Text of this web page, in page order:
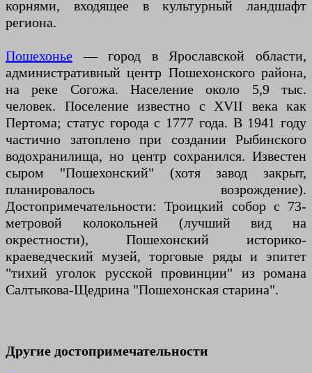
корнями, входящее в культурный ландшафт
региона.
Пошехонье — город в Ярославской области,
административный центр Пошехонского района,
на реке Согожа. Население около 5,9 тыс.
человек. Поселение известно с XVII века как
Пертома; статус города с 1777 года. В 1941 году
частично затоплено при создании Рыбинского
водохранилища, но центр сохранился. Известен
сыром "Пошехонский" (хотя завод закрыт,
планировалось возрождение).
Достопримечательности: Троицкий собор с 73-
метровой колокольней (лучший вид на
окрестности), Пошехонский историко-
краеведческий музей, торговые ряды и эпитет
"тихий уголок русской провинции" из романа
Салтыкова-Щедрина "Пошехонская старина".
Другие достопримечательности